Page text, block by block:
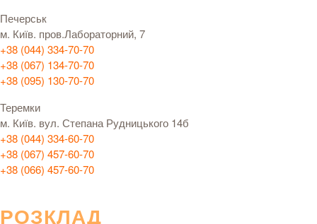
Печерськ
м. Київ. пров.Лабораторний, 7
+38 (044) 334-70-70
+38 (067) 134-70-70
+38 (095) 130-70-70
Теремки
м. Київ. вул. Степана Рудницького 14б
+38 (044) 334-60-70
+38 (067) 457-60-70
+38 (066) 457-60-70
РОЗКЛАД